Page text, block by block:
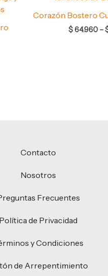
Corazón Bostero
$64.960 –
Contacto
Nosotros
Frecuentes
Política de Privacidad
y Condiciones
de Arrepentimiento